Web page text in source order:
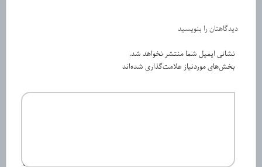
دیدگاهتان را بنویسید
نشانی ایمیل شما منتشر نخواهد شد.
بخش‌های موردنیاز علامت‌گذاری شده‌اند